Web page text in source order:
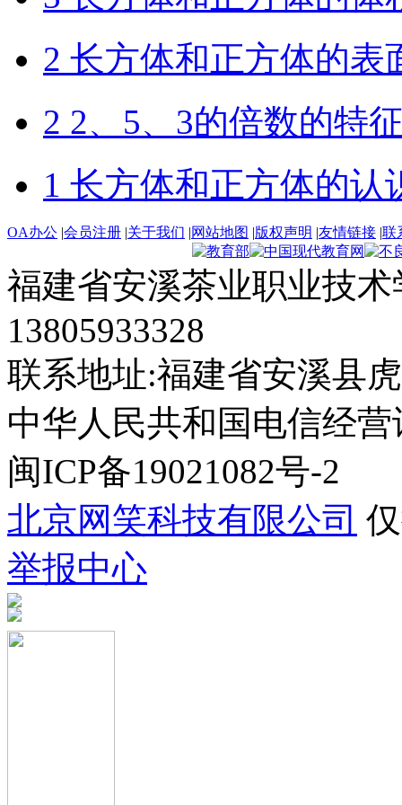
2 长方体和正方体的表
2 2、5、3的倍数的特
1 长方体和正方体的认
OA办公 |会员注册 |关于我们 |网站地图 |版权声明 |友情链接 |联
福建省安溪茶业职业技
13805933328
联系地址:福建省安溪县
中华人民共和国电信经营
闽ICP备19021082号-2
北京网笑科技有限公司
举报中心